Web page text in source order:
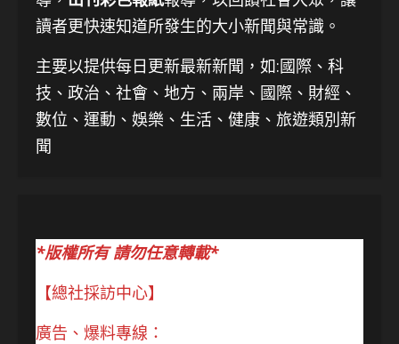
讀者更快速知道所發生的大小新聞與常識。
主要以提供每日更新最新新聞 ，如:國際、科
技、 政治、社會、地方、兩岸、國際、財經、
數位、運動、娛樂、生活、健康、旅遊類別新
聞
*版權所有 請勿任意轉載*
【總社採訪中心】
廣告、爆料專線：